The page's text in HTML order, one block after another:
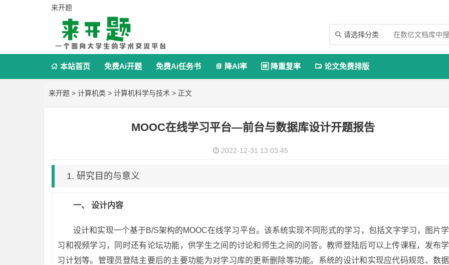
来开题
 请选择分类
 本站首页 免费Ai开题 免费Ai任务书  降AI率  降重复率  论文免费排版
来开题 > 计算机类 > 计算机科学与技术 > 正文
MOOC在线学习平台—前台与数据库设计开题报告
2022-12-31 13:03:45
1. 研究目的与意义
一、 设计内容
设计和实现一个基于B/S架构的MOOC在线学习平台。该系统实现不同形式的学习，包括文字学习，图片学
习和视频学习，同时还有论坛功能，供学生之间的讨论和师生之间的问答。教师登陆后可以上传课程，发布学
习计划等。管理员登陆主要后的主要功能为对学习库的更新删除等功能。系统的设计和实现应代码规范、数据